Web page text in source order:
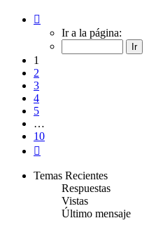
Ir a la página:
1
2
3
4
5
…
10
Temas Recientes
Respuestas
Vistas
Último mensaje